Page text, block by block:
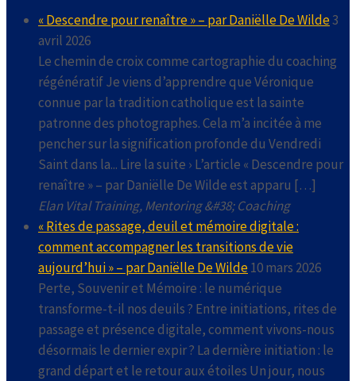
« Descendre pour renaître » – par Daniëlle De Wilde3
avril 2026
Le chemin de croix comme cartographie du coaching
régénératif Je viens d’apprendre que Véronique
connue par la tradition catholique est la sainte
patronne des photographes. Cela m’a incitée à me
pencher sur la signification profonde du Vendredi
Saint dans la... Lire la suite › L’article « Descendre pour
renaître » – par Daniëlle De Wilde est apparu […]
Elan Vital Training, Mentoring &#38; Coaching
« Rites de passage, deuil et mémoire digitale :
comment accompagner les transitions de vie
aujourd’hui » – par Daniëlle De Wilde10 mars 2026
Perte, Souvenir et Mémoire : le numérique
transforme-t-il nos deuils ? Entre initiations, rites de
passage et présence digitale, comment vivons-nous
désormais le dernier expir ? La dernière initiation : le
grand départ et le retour aux étoiles Un jour, nous